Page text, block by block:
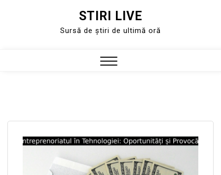
STIRI LIVE
Sursă de știri de ultimă oră